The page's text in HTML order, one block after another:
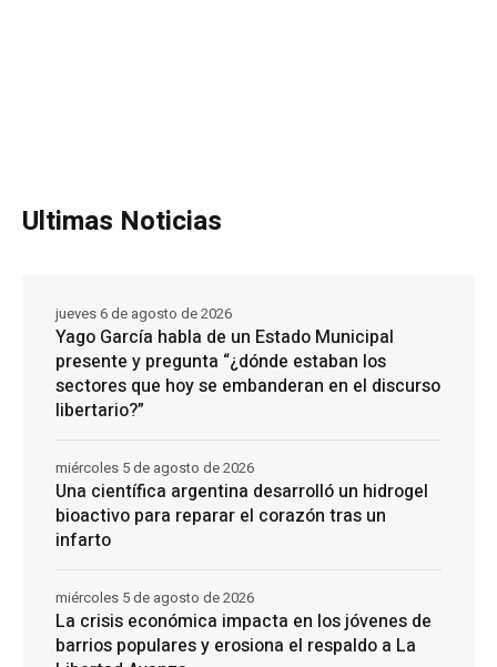
Ultimas Noticias
Yago García habla de un Estado Municipal
presente y pregunta “¿dónde estaban los
sectores que hoy se embanderan en el discurso
libertario?”
jueves 6 de agosto de 2026
Una científica argentina desarrolló un hidrogel
bioactivo para reparar el corazón tras un
infarto
miércoles 5 de agosto de 2026
La crisis económica impacta en los jóvenes de
barrios populares y erosiona el respaldo a La
miércoles 5 de agosto de 2026